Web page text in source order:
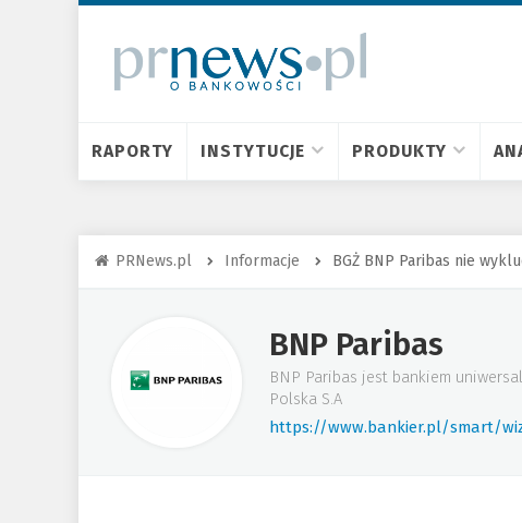
RAPORTY INSTYTUCJE PRODUKTY
PRNews.pl Informacje BGŻ BNP Paribas nie
BNP Paribas
BNP Paribas jest bankiem
Polska S.A
https://www.bankier.pl/smart/